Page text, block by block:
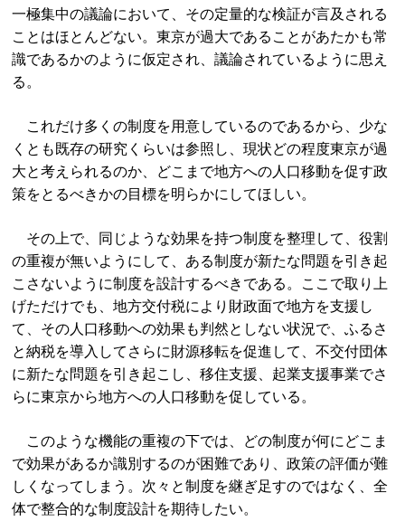
一極集中の議論において、その定量的な検証が言及される
ことはほとんどない。東京が過大であることがあたかも常
識であるかのように仮定され、議論されているように思え
る。
これだけ多くの制度を用意しているのであるから、少な
くとも既存の研究くらいは参照し、現状どの程度東京が過
大と考えられるのか、どこまで地方への人口移動を促す政
策をとるべきかの目標を明らかにしてほしい。
その上で、同じような効果を持つ制度を整理して、役割
の重複が無いようにして、ある制度が新たな問題を引き起
こさないように制度を設計するべきである。ここで取り上
げただけでも、地方交付税により財政面で地方を支援し
て、その人口移動への効果も判然としない状況で、ふるさ
と納税を導入してさらに財源移転を促進して、不交付団体
に新たな問題を引き起こし、移住支援、起業支援事業でさ
らに東京から地方への人口移動を促している。
このような機能の重複の下では、どの制度が何にどこま
で効果があるか識別するのが困難であり、政策の評価が難
しくなってしまう。次々と制度を継ぎ足すのではなく、全
体で整合的な制度設計を期待したい。